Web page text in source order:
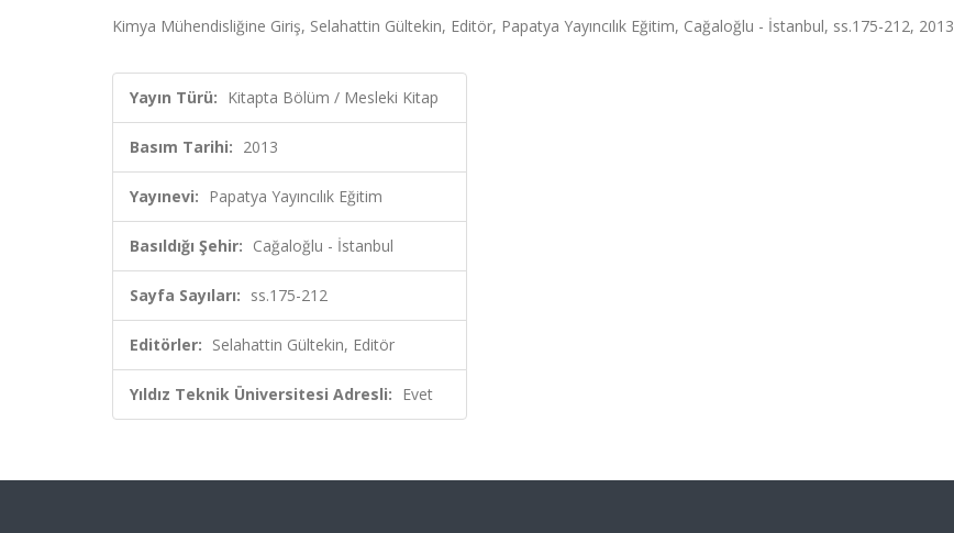
Kimya Mühendisliğine Giriş, Selahattin Gültekin, Editör, Papatya Yayıncılık Eğitim, Cağaloğlu - İstanbul, ss.175-212, 2013
Yayın Türü: Kitapta Bölüm / Mesleki Kitap
Basım Tarihi: 2013
Yayınevi: Papatya Yayıncılık Eğitim
Basıldığı Şehir: Cağaloğlu - İstanbul
Sayfa Sayıları: ss.175-212
Editörler: Selahattin Gültekin, Editör
Yıldız Teknik Üniversitesi Adresli: Evet